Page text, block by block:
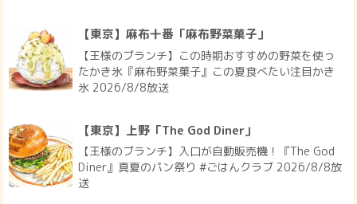
【東京】麻布十番「麻布野菜菓子」
【王様のブランチ】この時期おすすめの野菜を使っ
たかき氷『麻布野菜菓子』この夏食べたい注目かき
氷 2026/8/8放送
【東京】上野「The God Diner」
【王様のブランチ】入口が自動販売機！『The God
Diner』真夏のパン祭り #ごはんクラブ 2026/8/8放
送